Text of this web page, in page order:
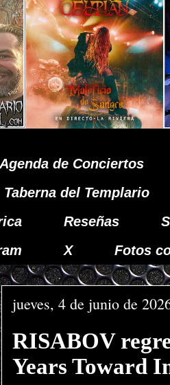
Agenda de Conciertos
Taberna del Templario
Reseñas
X Fotos
jueves, 4 de junio de
RISABOV
Years Toward